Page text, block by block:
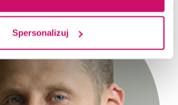
Spersonalizuj